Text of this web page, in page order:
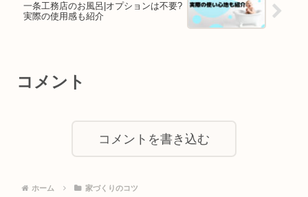
一条工務店のお風呂|オプションは不要?
実際の使用感も紹介
コメント
コメントを書き込む
ホーム 家づくりのコツ